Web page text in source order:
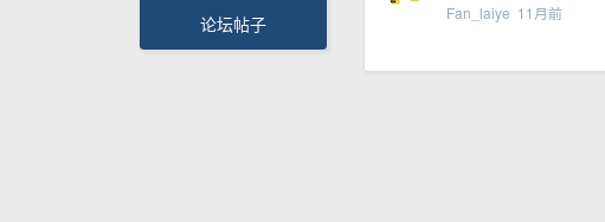
论坛帖子 Fan_laiye 11月前